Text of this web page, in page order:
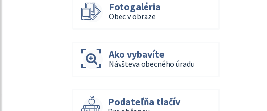
Fotogaléria
Obec v obraze
Ako vybavíte
Návšteva obecného úradu
Podateľňa tlačív